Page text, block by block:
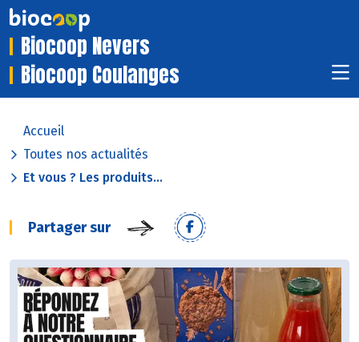
Biocoop Nevers
Biocoop Coulanges
Accueil
Toutes nos actualités
Et vous ? Les produits...
Partager sur